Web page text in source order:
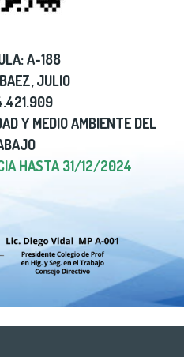
A-188
JULIO
Y MEDIO AMBIENTE DEL
HASTA 31/12/2024